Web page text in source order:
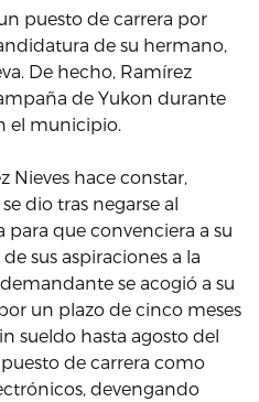
puesto de carrera por
de su hermano,
De hecho, Ramírez
de Yukon durante
el municipio.
Nieves hace constar,
dio tras negarse al
que convenciera a su
sus aspiraciones a la
se acogió a su
un plazo de cinco meses
sueldo hasta agosto del
puesto de carrera como
devengando